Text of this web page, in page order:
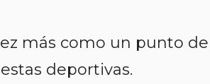
más como un punto de
deportivas.